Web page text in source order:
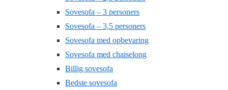
Sovesofa – 3 personers
Sovesofa – 3,5 personers
Sovesofa med opbevaring
Sovesofa med chaiselong
Billig sovesofa
Bedste sovesofa